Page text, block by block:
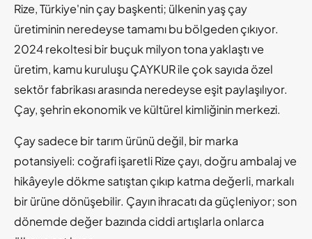
Rize, Türkiye'nin çay başkenti; ülkenin yaş çay
üretiminin neredeyse tamamı bu bölgeden çıkıyor.
2024 rekoltesi bir buçuk milyon tona yaklaştı ve
üretim, kamu kuruluşu ÇAYKUR ile çok sayıda özel
sektör fabrikası arasında neredeyse eşit paylaşılıyor.
Çay, şehrin ekonomik ve kültürel kimliğinin merkezi.
Çay sadece bir tarım ürünü değil, bir marka
potansiyeli: coğrafi işaretli Rize çayı, doğru ambalaj ve
hikâyeyle dökme satıştan çıkıp katma değerli, markalı
bir ürüne dönüşebilir. Çayın ihracatı da güçleniyor; son
dönemde değer bazında ciddi artışlarla onlarca